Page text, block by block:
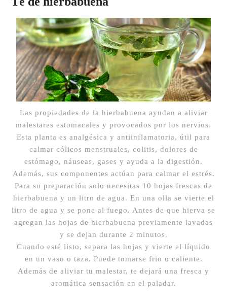
Las propiedades de la hierbabuena ayudan a aliviar
malestares estomacales y provocados por los nervios.
Esta planta es analgésica y antiinflamatoria, útil para
calmar cólicos menstruales, colitis, dolores de
estómago, náuseas, gases y ayuda a la digestión.
Además, sus componentes actúan para calmar el estrés.
Para su preparación solo necesitas 10 hojas frescas de
hierbabuena y un litro de agua. En una olla se vierte el
litro de agua y se pone al fuego. Antes de que hierva se
agregan las hojas de hierbabuena previamente lavadas
y se dejan durante 2 minutos.
Cuando esté listo, separa las hojas y vierte el líquido
en un vaso o taza. Puede tomarse frio o caliente.
Además de aliviar tu malestar, te dejará una fresca y
aromática sensación en el paladar.